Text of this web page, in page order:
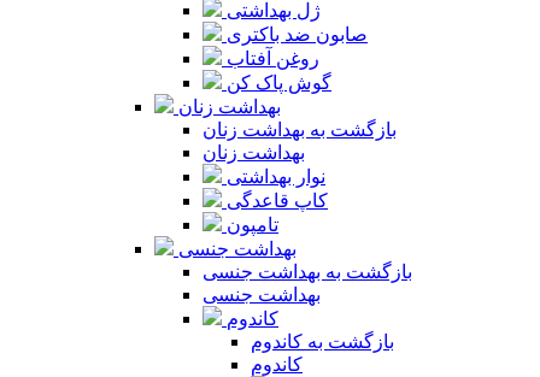
ژل بهداشتی
صابون ضد باکتری
روغن آفتاب
گوش پاک کن
بهداشت زنان
بازگشت به بهداشت زنان
بهداشت زنان
نوار بهداشتی
کاپ قاعدگی
تامپون
بهداشت جنسی
بازگشت به بهداشت جنسی
بهداشت جنسی
کاندوم
بازگشت به کاندوم
کاندوم